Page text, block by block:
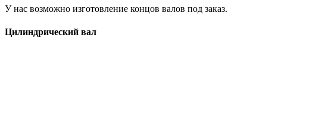
У нас возможно изготовление концов валов под заказ.
Цилиндрический вал